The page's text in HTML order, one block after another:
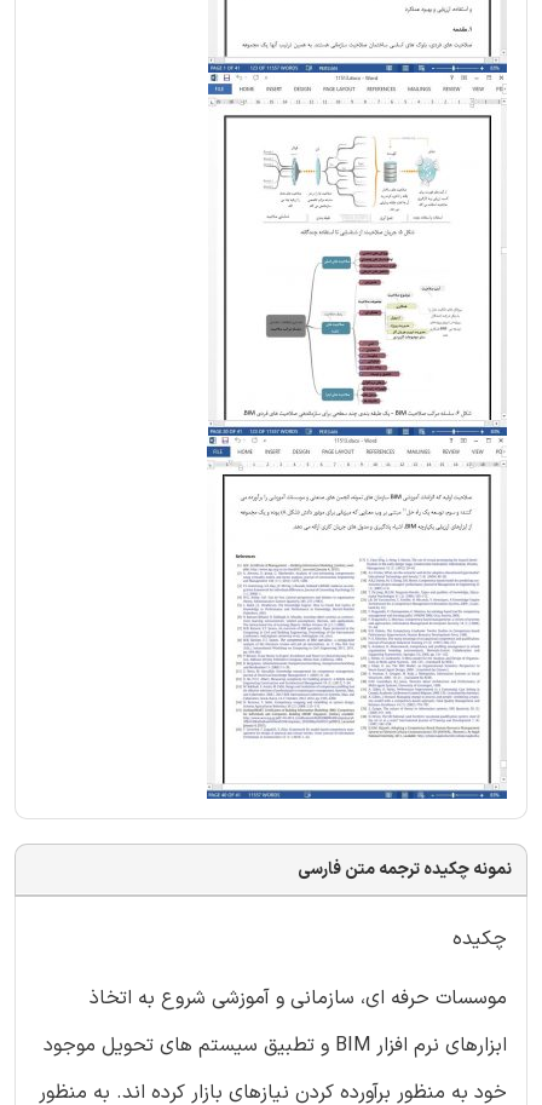
نمونه چکیده ترجمه متن فارسی
چکیده
موسسات حرفه ای، سازمانی و آموزشی شروع به اتخاذ
ابزارهای نرم افزار BIM و تطبیق سیستم های تحویل موجود
خود به منظور برآورده کردن نیازهای بازار کرده اند. به منظور